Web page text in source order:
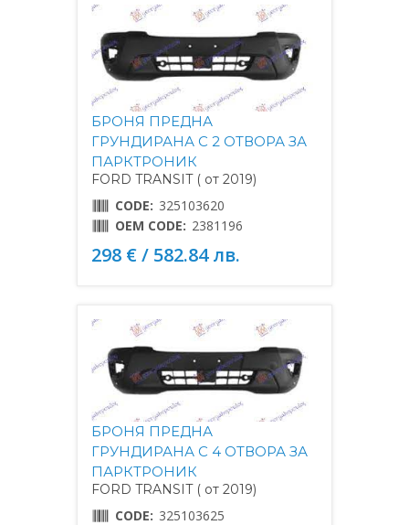
БРОНЯ ПРЕДНА
ГРУНДИРАНА С 2 ОТВОРА ЗА
ПАРКТРОНИК
FORD TRANSIT ( от 2019)
CODE: 325103620
OEM CODE: 2381196
298 € / 582.84 лв.
БРОНЯ ПРЕДНА
ГРУНДИРАНА С 4 ОТВОРА ЗА
ПАРКТРОНИК
FORD TRANSIT ( от 2019)
CODE: 325103625